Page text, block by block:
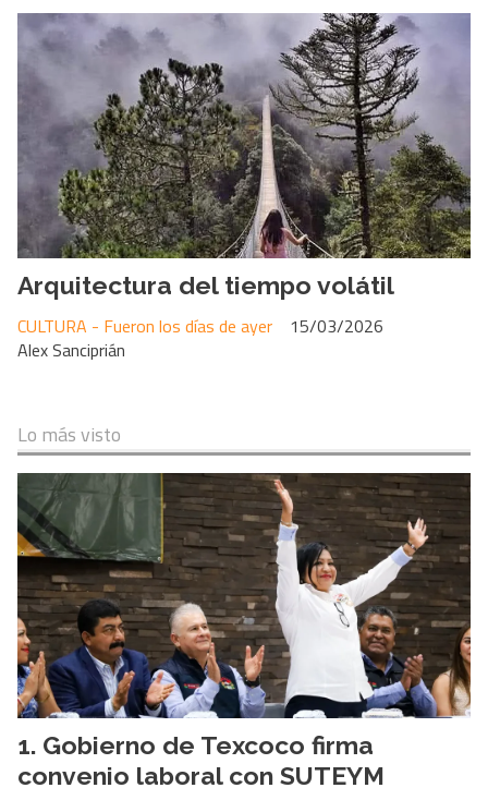
Arquitectura del tiempo volátil
Alex Sanciprián
CULTURA - Fueron los días de ayer 15/03/2026
Lo más visto
Gobierno de Texcoco firma
convenio laboral con SUTEYM